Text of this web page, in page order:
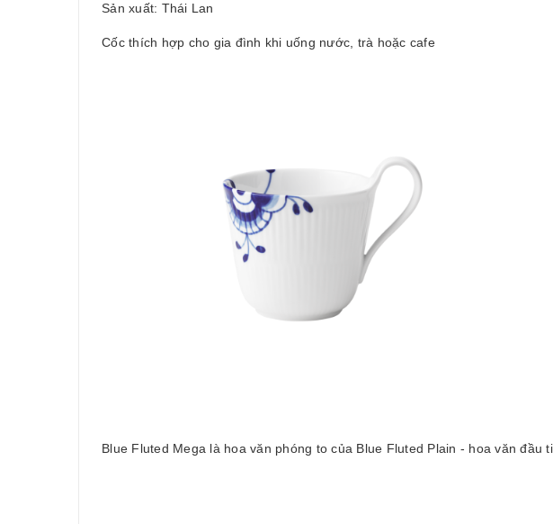
Sản xuất: Thái Lan
Cốc thích hợp cho gia đình khi uống nước, trà hoặc cafe
Blue Fluted Mega là hoa văn phóng to của Blue Fluted Plain - hoa văn đầu